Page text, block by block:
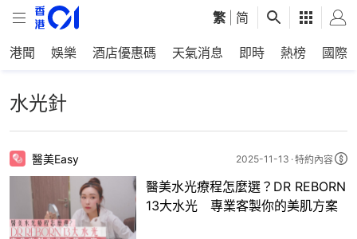
繁 简
港聞 娛樂 酒店優惠碼 天氣消息 即時 熱榜 國際
水光針
醫美Easy 2025-11-13 特約內容
醫美水光療程怎麼選？DR REBORN
13大水光 專業客製你的美肌方案